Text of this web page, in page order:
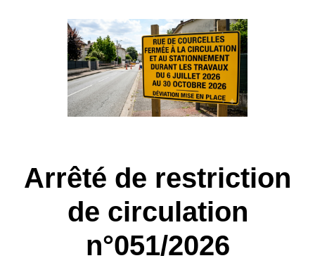
Arrêté de restriction
de circulation
n°051/2026